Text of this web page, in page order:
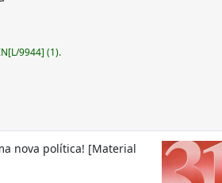
9944] (1).
nova política! [Material